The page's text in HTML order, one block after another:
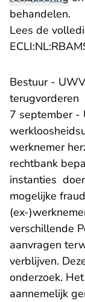
behandelen.
Lees de
Bestuur -
terugvorderen
7 september -
werknemer
rechtbank
instanties
mogelijke
(ex-
verschillende
aanvragen
verblijven.
onderzoek.
aannemelijk